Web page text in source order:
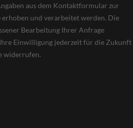
aus dem Kontaktformular zur
und verarbeitet werden. Die
Bearbeitung Ihrer Anfrage
Einwilligung jederzeit für die Zukunft
widerrufen.